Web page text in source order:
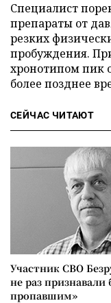
Специалист
препараты от
резких
пробуждения.
хронотипом пик
более позднее
СЕЙЧАС ЧИТАЮТ
Участник СВО
не раз признавали
пропавшим»